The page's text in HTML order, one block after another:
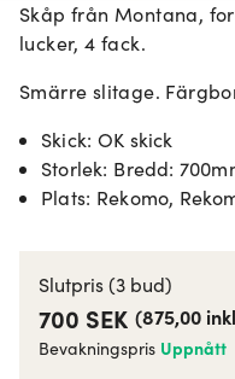
Skåp från Montana,
lucker, 4 fack.
Smärre slitage.
Skick: OK skick
Storlek: Bredd:
Plats: Rekomo,
Slutpris(3 bud)
700 SEK (875,00
Bevakningspris Uppnått